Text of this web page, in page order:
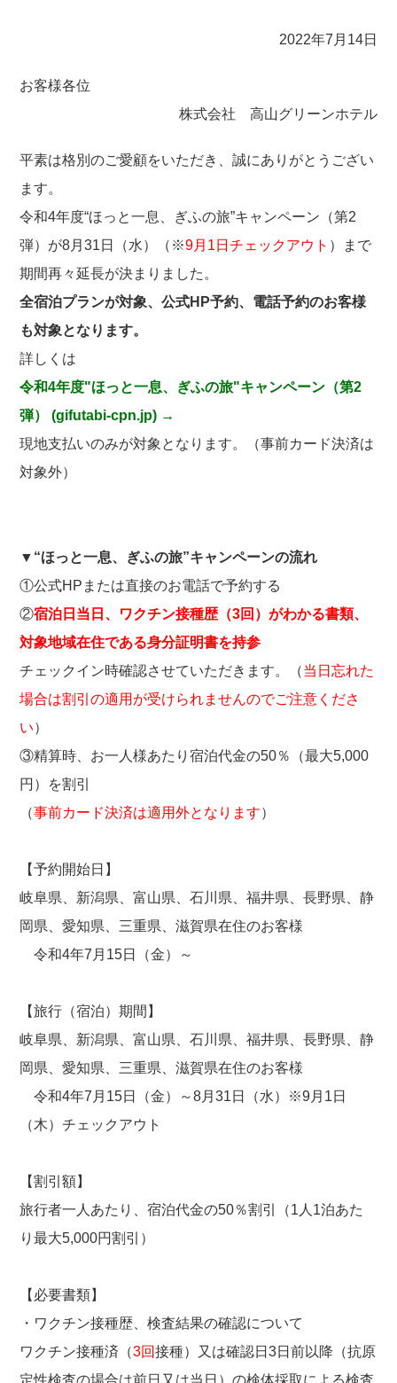
2022年7月14日
お客様各位
株式会社 高山グリーンホテル
平素は格別のご愛顧をいただき、誠にありがとうござい
ます。
令和4年度“ほっと一息、ぎふの旅”キャンペーン（第2
弾）が8月31日（水）（※9月1日チェックアウト ）まで
期間再々延長が決まりました。
全宿泊プランが対象、公式HP予約、電話予約のお客様
も対象となります。
詳しくは
令和4年度"ほっと一息、ぎふの旅"キャンペーン（第2
弾） (gifutabi-cpn.jp) →
現地支払いのみが対象となります。（事前カード決済は
対象外）
▼“ほっと一息、ぎふの旅”キャンペーンの流れ
①公式HPまたは直接のお電話で予約する
②宿泊日当日、ワクチン接種歴（3回）がわかる書類、
対象地域在住である身分証明書を持参
チェックイン時確認させていただきます。（当日忘れた
場合は割引の適用が受けられませんのでご注意くださ
い）
③精算時、お一人様あたり宿泊代金の50％（最大5,000
円）を割引
（事前カード決済は適用外となります）
【予約開始日】
岐阜県、新潟県、富山県、石川県、福井県、長野県、静
岡県、愛知県、三重県、滋賀県在住のお客様
令和4年7月15日（金）～
【旅行（宿泊）期間】
岐阜県、新潟県、富山県、石川県、福井県、長野県、静
岡県、愛知県、三重県、滋賀県在住のお客様
令和4年7月15日（金）～8月31日（水）※9月1日
（木）チェックアウト
【割引額】
旅行者一人あたり、宿泊代金の50％割引（1人1泊あた
り最大5,000円割引）
【必要書類】
・ワクチン接種歴、検査結果の確認について
ワクチン接種済（3回接種）又は確認日3日前以降（抗原
定性検査の場合は前日又は当日）の検体採取による検査